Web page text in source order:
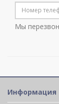
Мы
Информация